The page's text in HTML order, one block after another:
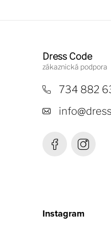
Dress Code
734 882
info@
Instagram